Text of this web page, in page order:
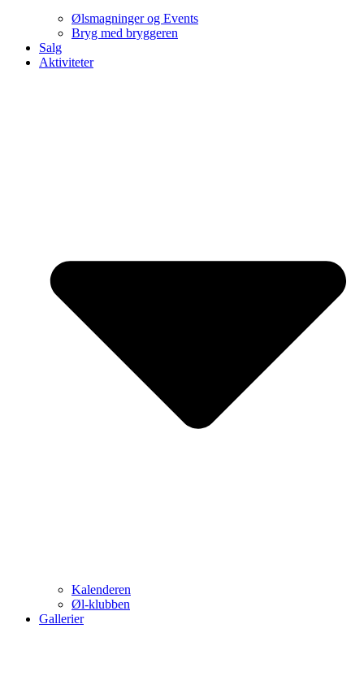
Ølsmagninger og Events
Bryg med bryggeren
Salg
Aktiviteter
Kalenderen
Øl-klubben
Gallerier